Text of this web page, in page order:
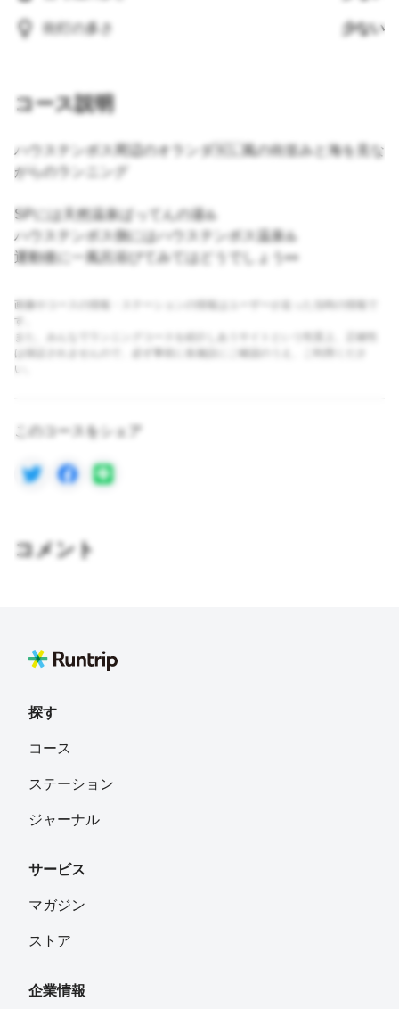
街灯の多さ 少ない
コース説明
ハウステンボス周辺のオランダ🇳🇱風の街並みと海を見な
がらのランニング
SPには天然温泉ばってんの湯♨️
ハウステンボス側にはハウステンボス温泉♨️
運動後に一風呂浴びてみてはどうでしょう👀
画像やコースの情報・ステーションの情報はユーザーが走った当時の情報で
す。
また、みんなでランニングコースを紹介しあうサイトという性質上、正確性
は保証されませんので、必ず事前に各施設にご確認のうえ、ご利用くださ
い。
このコースをシェア
コメント
探す
コース
ステーション
ジャーナル
サービス
マガジン
ストア
企業情報